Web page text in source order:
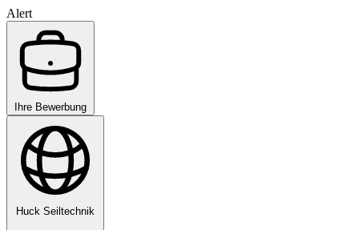
Alert
Ihre Bewerbung
Huck Seiltechnik